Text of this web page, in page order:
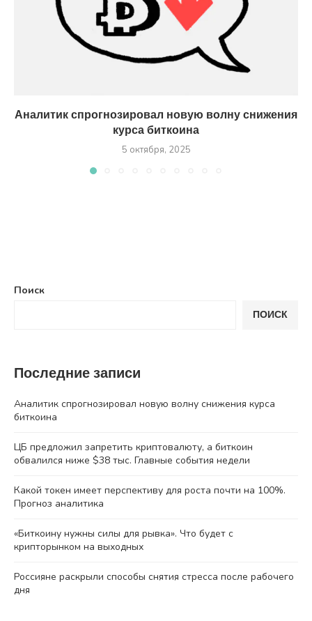
Аналитик спрогнозировал новую волну снижения
курса биткоина
5 октября, 2025
Поиск
ПОИСК
Последние записи
Аналитик спрогнозировал новую волну снижения курса
биткоина
ЦБ предложил запретить криптовалюту, а биткоин
обвалился ниже $38 тыс. Главные события недели
Какой токен имеет перспективу для роста почти на 100%.
Прогноз аналитика
«Биткоину нужны силы для рывка». Что будет с
крипторынком на выходных
Россияне раскрыли способы снятия стресса после рабочего
дня